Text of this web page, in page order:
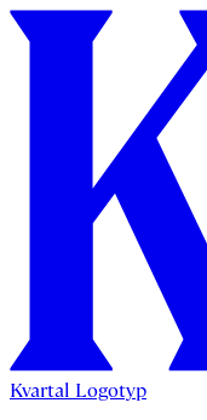
Kvartal Logotyp